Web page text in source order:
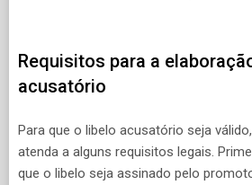
Requisitos para a
acusatório
Para que o libelo acusatório seja
atenda a alguns requisitos legais.
que o libelo seja assinado pelo